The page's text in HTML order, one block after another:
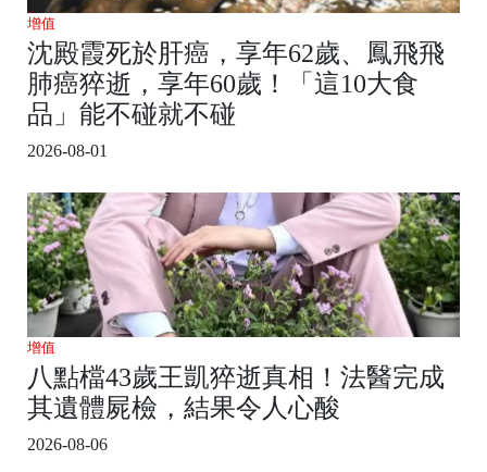
增值
沈殿霞死於肝癌，享年62歲、鳳飛飛
肺癌猝逝，享年60歲！「這10大食
品」能不碰就不碰
2026-08-01
增值
八點檔43歲王凱猝逝真相！法醫完成
其遺體屍檢，結果令人心酸
2026-08-06